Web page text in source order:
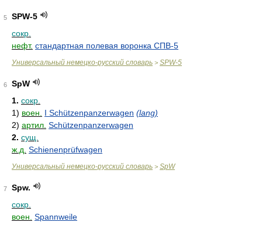
5
SPW-5
сокр.
нефт. стандартная полевая воронка СПВ-5
Универсальный немецко-русский словарь > SPW-5
6
SpW
1. сокр.
1) воен. I Schützenpanzerwagen (lang)
2) артил. Schützenpanzerwagen
2. сущ.
ж.д. Schienenprüfwagen
Универсальный немецко-русский словарь > SpW
7
Spw.
сокр.
воен. Spannweile